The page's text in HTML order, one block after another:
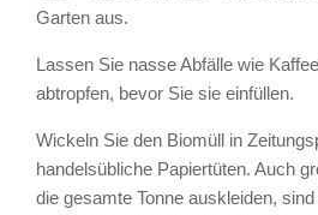
Garten aus.
Lassen Sie nasse Abfälle wie
abtropfen, bevor Sie sie einfüllen.
Wickeln Sie den Biomüll in
handelsübliche Papiertüten. Auch
die gesamte Tonne auskleiden,